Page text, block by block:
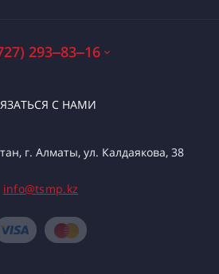
293‒83‒16
С НАМИ
г. Алматы, ул. Калдаякова, 38
info@tsmp.kz